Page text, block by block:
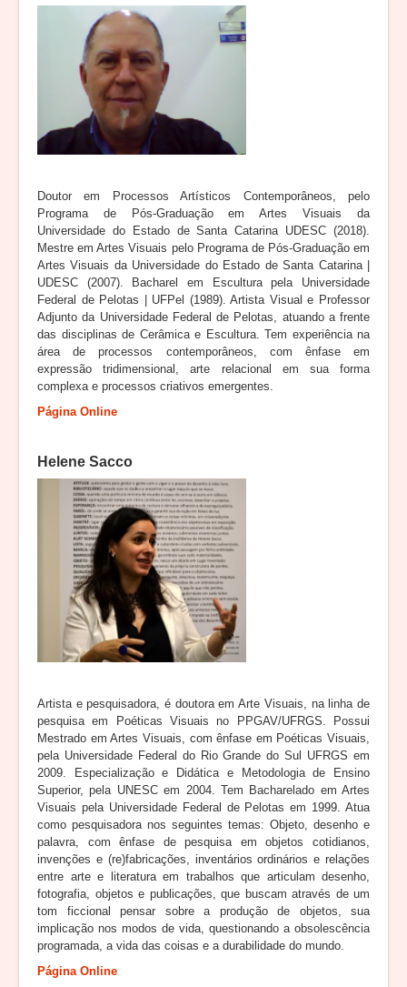
Doutor em Processos Artísticos Contemporâneos, pelo
Programa de Pós-Graduação em Artes Visuais da
Universidade do Estado de Santa Catarina UDESC (2018).
Mestre em Artes Visuais pelo Programa de Pós-Graduação em
Artes Visuais da Universidade do Estado de Santa Catarina |
UDESC (2007). Bacharel em Escultura pela Universidade
Federal de Pelotas | UFPel (1989). Artista Visual e Professor
Adjunto da Universidade Federal de Pelotas, atuando a frente
das disciplinas de Cerâmica e Escultura. Tem experiência na
área de processos contemporâneos, com ênfase em
expressão tridimensional, arte relacional em sua forma
complexa e processos criativos emergentes.
Página Online
Helene Sacco
Artista e pesquisadora, é doutora em Arte Visuais, na linha de
pesquisa em Poéticas Visuais no PPGAV/UFRGS. Possui
Mestrado em Artes Visuais, com ênfase em Poéticas Visuais,
pela Universidade Federal do Rio Grande do Sul UFRGS em
2009. Especialização e Didática e Metodologia de Ensino
Superior, pela UNESC em 2004. Tem Bacharelado em Artes
Visuais pela Universidade Federal de Pelotas em 1999. Atua
como pesquisadora nos seguintes temas: Objeto, desenho e
palavra, com ênfase de pesquisa em objetos cotidianos,
invenções e (re)fabricações, inventários ordinários e relações
entre arte e literatura em trabalhos que articulam desenho,
fotografia, objetos e publicações, que buscam através de um
tom ficcional pensar sobre a produção de objetos, sua
implicação nos modos de vida, questionando a obsolescência
programada, a vida das coisas e a durabilidade do mundo.
Página Online